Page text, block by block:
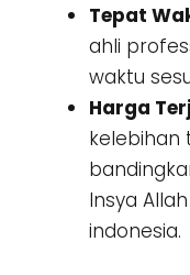
Tepat
ahli
waktu
Harga
kelebihan
Insya
indonesia.